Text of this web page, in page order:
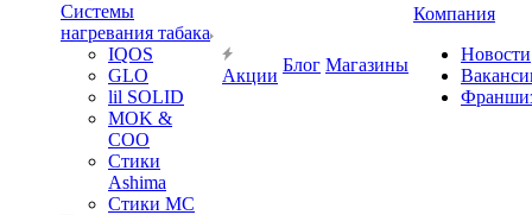
Системы
нагревания табака
IQOS
GLO
lil SOLID
MOK &
COO
Стики
Ashima
Стики MC
Акции
Блог Магазины
Компания
Новости